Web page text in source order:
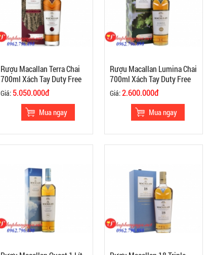
Rượu Macallan Terra Chai
700ml Xách Tay Duty Free
Giá: 5.050.000đ
Rượu Macallan Lumina Chai
700ml Xách Tay Duty Free
Giá:2.600.000đ